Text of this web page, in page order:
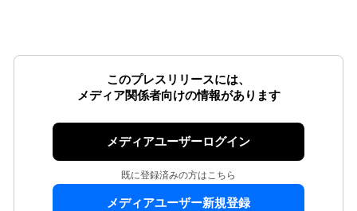
このプレスリリースには、
メディア関係者向けの情報があります
メディアユーザーログイン
既に登録済みの方はこちら
メディアユーザー新規登録